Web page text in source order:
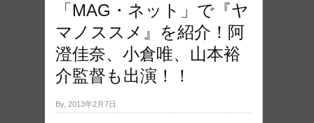
「MAG・ネット」で『ヤ
マノススメ』を紹介！阿
澄佳奈、小倉唯、山本裕
介監督も出演！！
By, 2013年2月7日